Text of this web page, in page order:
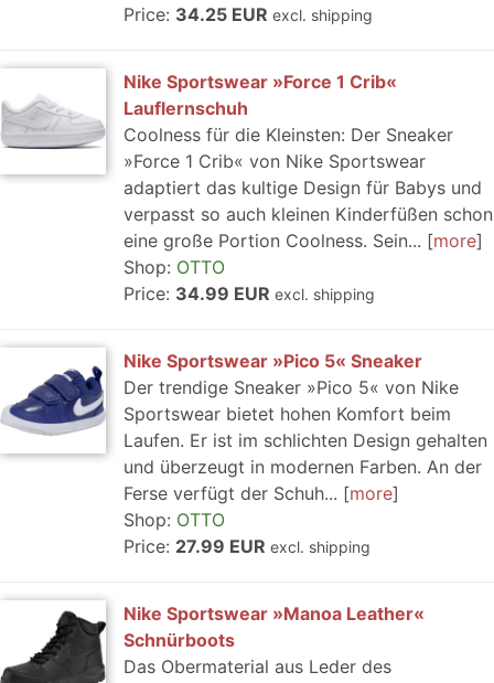
Price: 34.25 EUR excl. shipping
Nike Sportswear »Force 1 Crib«
Lauflernschuh
Coolness für die Kleinsten: Der Sneaker
»Force 1 Crib« von Nike Sportswear
adaptiert das kultige Design für Babys und
verpasst so auch kleinen Kinderfüßen schon
eine große Portion Coolness. Sein...
more
Shop: OTTO
Price: 34.99 EUR excl. shipping
Nike Sportswear »Pico 5« Sneaker
Der trendige Sneaker »Pico 5« von Nike
Sportswear bietet hohen Komfort beim
Laufen. Er ist im schlichten Design gehalten
und überzeugt in modernen Farben. An der
Ferse verfügt der Schuh...
more
Shop: OTTO
Price: 27.99 EUR excl. shipping
Nike Sportswear »Manoa Leather«
Schnürboots
Das Obermaterial aus Leder des